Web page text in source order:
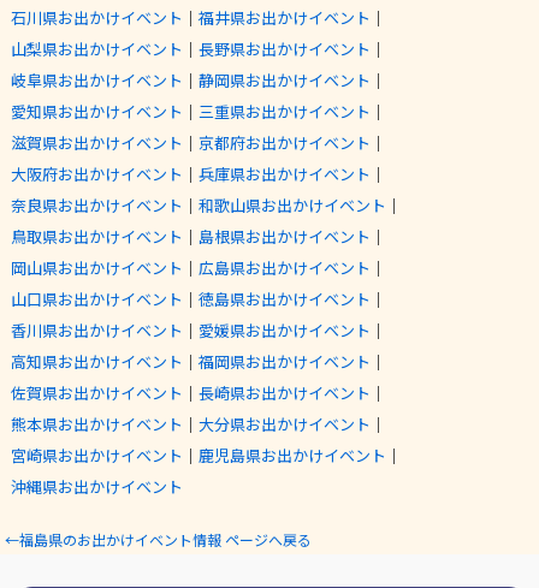
石川県お出かけイベント ｜ 福井県お出かけイベント ｜
山梨県お出かけイベント ｜ 長野県お出かけイベント ｜
岐阜県お出かけイベント ｜ 静岡県お出かけイベント ｜
愛知県お出かけイベント ｜ 三重県お出かけイベント ｜
滋賀県お出かけイベント ｜ 京都府お出かけイベント ｜
大阪府お出かけイベント ｜ 兵庫県お出かけイベント ｜
奈良県お出かけイベント ｜ 和歌山県お出かけイベント ｜
鳥取県お出かけイベント ｜ 島根県お出かけイベント ｜
岡山県お出かけイベント ｜ 広島県お出かけイベント ｜
山口県お出かけイベント ｜ 徳島県お出かけイベント ｜
香川県お出かけイベント ｜ 愛媛県お出かけイベント ｜
高知県お出かけイベント ｜ 福岡県お出かけイベント ｜
佐賀県お出かけイベント ｜ 長崎県お出かけイベント ｜
熊本県お出かけイベント ｜ 大分県お出かけイベント ｜
宮崎県お出かけイベント ｜ 鹿児島県お出かけイベント ｜
沖縄県お出かけイベント
←福島県のお出かけイベント情報 ページへ戻る